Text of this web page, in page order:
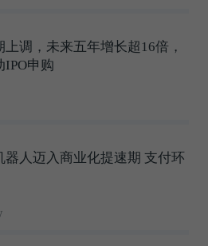
调，未来五年增长超16倍，
IPO申购
器人迈入商业化提速期 支付环